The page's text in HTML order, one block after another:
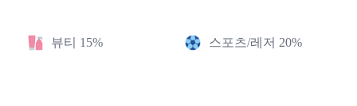
뷰티 15% 스포츠/레저 20%